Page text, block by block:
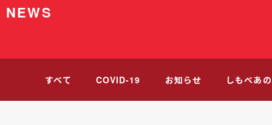
NEWS
すべて COVID-19 お知らせ しもべあ